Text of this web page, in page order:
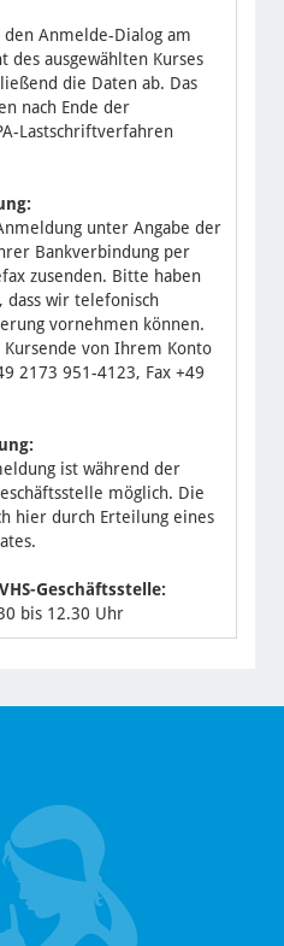
den Anmelde-Dialog am
des ausgewählten Kurses
die Daten ab. Das
nach Ende der
Lastschriftverfahren
unter Angabe der
Bankverbindung per
zusenden. Bitte haben
dass wir telefonisch
vornehmen können.
Kursende von Ihrem Konto
2173 951-4123, Fax +49
ist während der
möglich. Die
hier durch Erteilung eines
Geschäftsstelle:
bis 12.30 Uhr